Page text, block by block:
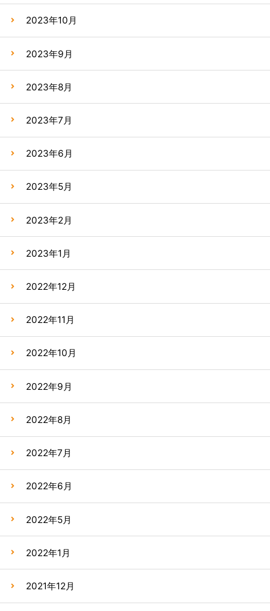
2023年10月
2023年9月
2023年8月
2023年7月
2023年6月
2023年5月
2023年2月
2023年1月
2022年12月
2022年11月
2022年10月
2022年9月
2022年8月
2022年7月
2022年6月
2022年5月
2022年1月
2021年12月